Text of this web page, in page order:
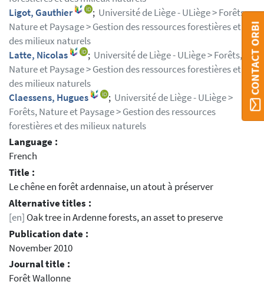
Ligot, Gauthier
; Université de Liège - ULiège > Forêts,
Nature et Paysage > Gestion des ressources forestières et
des milieux naturels
Latte, Nicolas
; Université de Liège - ULiège > Forêts,
Nature et Paysage > Gestion des ressources forestières et
des milieux naturels
Claessens, Hugues
; Université de Liège - ULiège >
Forêts, Nature et Paysage > Gestion des ressources
forestières et des milieux naturels
Language :
French
Title :
Le chêne en forêt ardennaise, un atout à préserver
Alternative titles :
[en] Oak tree in Ardenne forests, an asset to preserve
Publication date :
November 2010
Journal title :
Forêt Wallonne
CONTACT ORBI